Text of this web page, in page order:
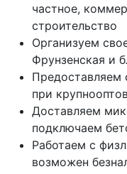
частное,
строительство
Организуем
Фрунзенская и
Предоставляем
при
Доставляем
подключаем
Работаем с
возможен